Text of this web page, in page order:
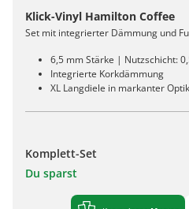
Klick-Vinyl Hamilton Coffee
Set mit integrierter Dämmung und
6,5 mm Stärke | Nutzschicht:
Integrierte Korkdämmung
XL Langdiele in markanter Optik
Komplett-Set
Du sparst